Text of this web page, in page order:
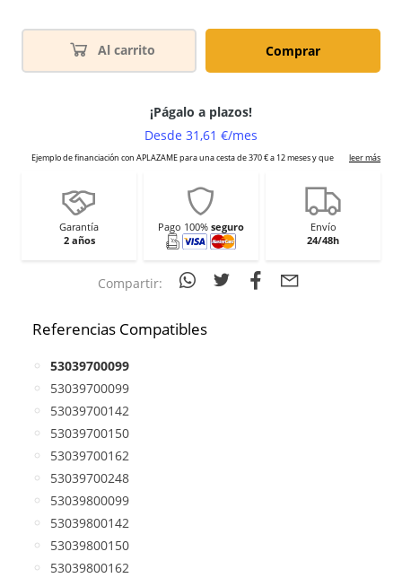
Al carrito Comprar
Garantía
2 años
Pago 100% seguro
Envío
24/48h
Compartir:
Referencias Compatibles
53039700099
53039700099
53039700142
53039700150
53039700162
53039700248
53039800099
53039800142
53039800150
53039800162